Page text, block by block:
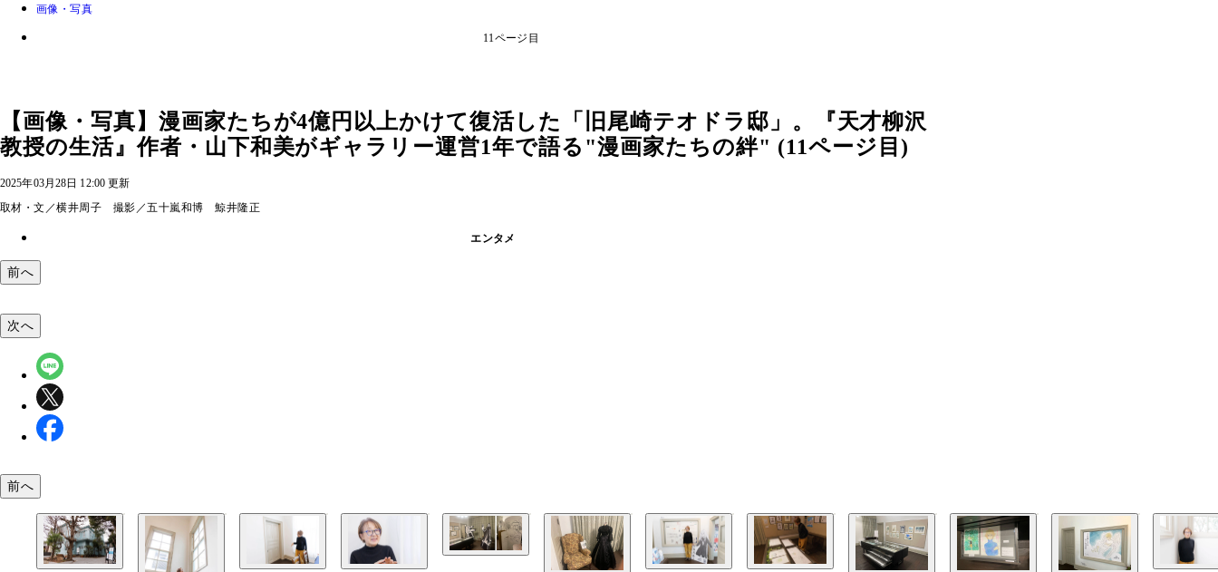
画像・写真
11ページ目
【画像・写真】漫画家たちが4億円以上かけて復活した「旧尾崎テオドラ邸」。『天才柳沢
教授の生活』作者・山下和美がギャラリー運営1年で語る"漫画家たちの絆" (11ページ目)
2025年03月28日 12:00 更新
取材・文／横井周子 撮影／五十嵐和博 鯨井隆正
エンタメ
前へ
次へ
前へ